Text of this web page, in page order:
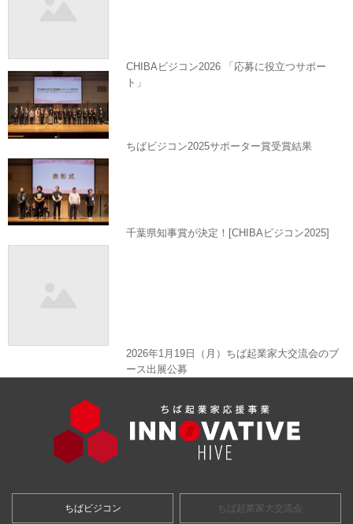
CHIBAビジコン2026 「応募に役立つサポー
ト」
ちばビジコン2025サポーター賞受賞結果
千葉県知事賞が決定！[CHIBAビジコン2025]
2026年1月19日（月）ちば起業家大交流会のブ
ース出展公募
ちばビジコン ちば起業家大交流会